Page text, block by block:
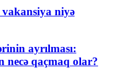
niyə
ayrılması:
necə qaçmaq olar?